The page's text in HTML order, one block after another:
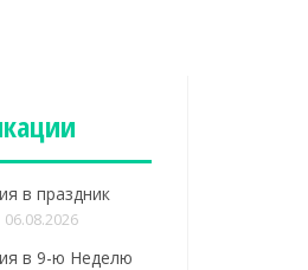
в праздник
06.08.2026
в 9-ю Неделю